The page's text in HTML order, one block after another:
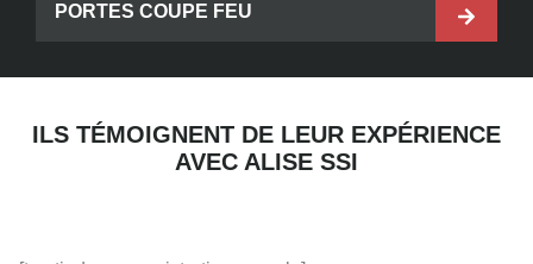
PORTES COUPE FEU
ILS TÉMOIGNENT DE LEUR EXPÉRIENCE
AVEC ALISE SSI